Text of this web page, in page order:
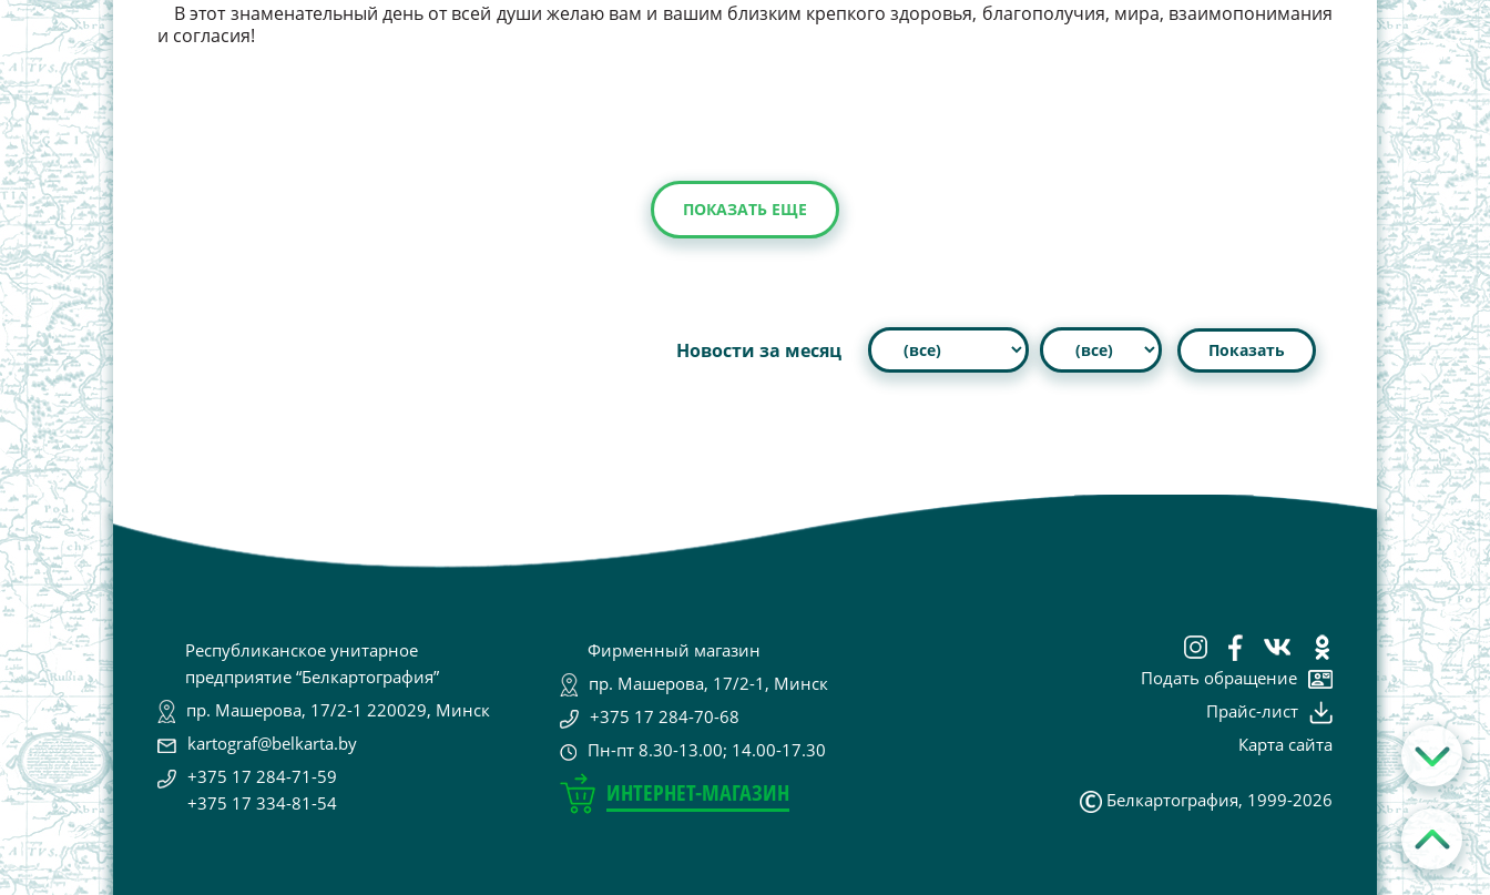
В этот знаменательный день от всей души желаю вам и вашим близким крепкого здоровья, благополучия, мира, взаимопонимания
и согласия!
ПОКАЗАТЬ ЕЩЕ
Новости за месяц
Республиканское унитарное
предприятие “Белкартография”
пр. Машерова, 17/2-1 220029, Минск
kartograf@belkarta.by
+375 17 284-71-59
+375 17 334-81-54
Фирменный магазин
пр. Машерова, 17/2-1, Минск
+375 17 284-70-68
Пн-пт 8.30-13.00; 14.00-17.30
ИНТЕРНЕТ-МАГАЗИН
Подать обращение
Прайс-лист
Карта сайта
Белкартография, 1999-2026